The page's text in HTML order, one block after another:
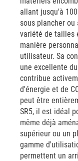
allant jusqu'à
sous plancher
variété de tailles
manière
utilisateur. Sa
une excellente
contribue
d'énergie et de
peut être
SR5, il est idéal
même déjà
supérieur ou un
gamme
permettent un